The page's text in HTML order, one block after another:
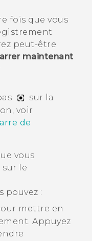
fois que vous
peut-être
maintenant
sur la
, voir
de
vous
le
pouvez :
mettre en
Appuyez